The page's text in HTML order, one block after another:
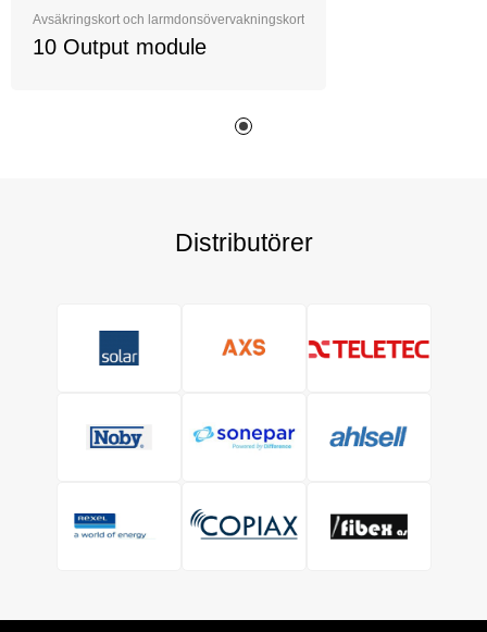
Avsäkringskort och larmdonsövervakningskort
10 Output module
Distributörer